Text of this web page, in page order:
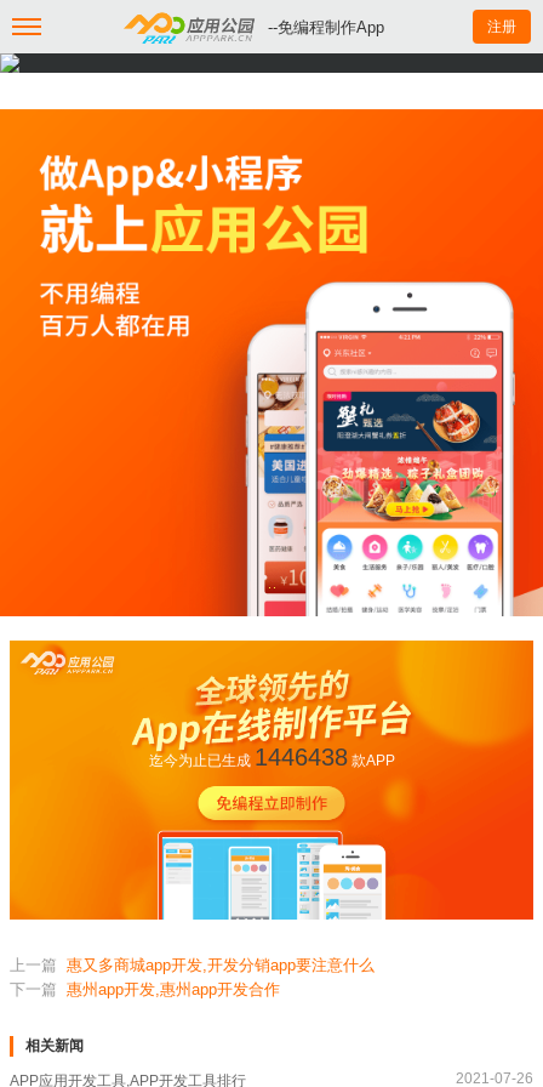
--免编程制作App 注册
迄今为止已生成 1446438款APP
上一篇 惠又多商城app开发,开发分销app要注意什么
下一篇 惠州app开发,惠州app开发合作
相关新闻
APP应用开发工具,APP开发工具排行 2021-07-26